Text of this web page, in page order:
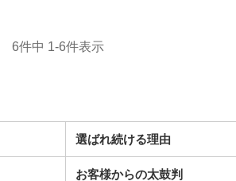
6件中 1-6件表示
選ばれ続ける理由
お客様からの太鼓判